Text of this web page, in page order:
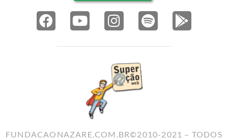
FUNDACAONAZARE.COM.BR©2010-2021 – TODOS